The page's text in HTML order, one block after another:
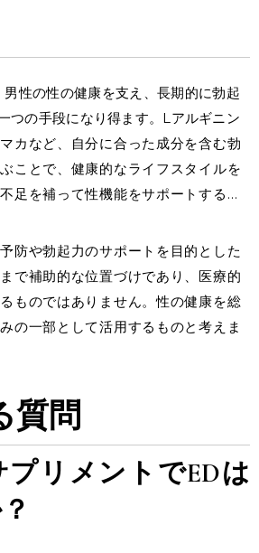
性の性の健康を支え、長期的に勃起
つの手段になり得ます。Lアルギニン
カなど、自分に合った成分を含む勃
ことで、健康的なライフスタイルを
足を補って性機能をサポートするこ
防や勃起力のサポートを目的とした
で補助的な位置づけであり、医療的
ものではありません。性の健康を総
の一部として活用するものと考えま
質問
プリメントでEDは